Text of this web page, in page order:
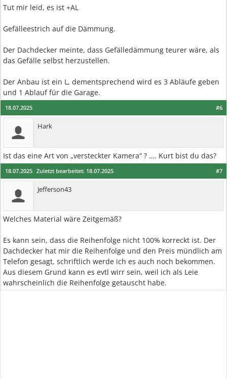
Tut mir leid, es ist +AL
Gefälleestrich auf die Dämmung.
Der Dachdecker meinte, dass Gefälledämmung teurer wäre, als
das Gefälle selbst herzustellen.
Der Anbau ist ein L, dementsprechend wird es 3 Abläufe geben
und 1 Ablauf für die Garage.
#6
18.07.2025
Hark
Ist das eine Art von „versteckter Kamera“ ? …. Kurt bist du das?
#7
18.07.2025 Zuletzt bearbeitet: 18.07.2025
Jefferson43
Welches Material wäre Zeitgemäß?
Es kann sein, dass die Reihenfolge nicht 100% korreckt ist. Der
Dachdecker hat mir die Reihenfolge und den Preis mündlich am
Telefon gesagt, schriftlich werde ich es auch noch bekommen.
Aus diesem Grund kann es evtl wirr sein, weil ich als Leie
wahrscheinlich die Reihenfolge getauscht habe.